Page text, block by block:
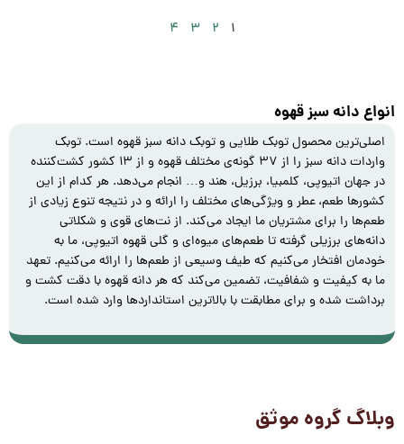
۱ ۲ ۳ ۴
انواع دانه سبز قهوه
اصلی‌ترین محصول توبک طلایی و توبک دانه سبز قهوه است. توبک
واردات دانه سبز را از ۳۷ گونه‌ی مختلف قهوه و از ۱۳ کشور کشت‌کننده
در جهان اتیوپی، کلمبیا، برزیل، هند و… انجام می‌‌دهد. هر کدام از این
کشورها طعم، عطر و ویژگی‌های مختلف را ارائه و در نتیجه تنوع زیادی از
طعم‌ها را برای مشتریان ما ایجاد می‌کند. از نت‌های قوی و شکلاتی
دانه‌های برزیلی گرفته تا طعم‌های میوه‌ای و گلی قهوه اتیوپی، ما به
خودمان افتخار می‌کنیم که طیف وسیعی از طعم‌ها را ارائه می‌کنیم. تعهد
ما به کیفیت و شفافیت، تضمین می‌کند که هر دانه‌ قهوه با دقت کشت و
برداشت شده و برای مطابقت با بالاترین استانداردها وارد شده است.
وبلاگ گروه موثق